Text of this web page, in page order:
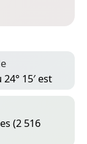
15′ est
(2 516